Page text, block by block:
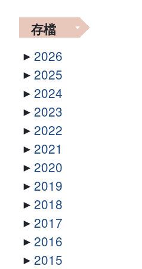
存檔
2026
2025
2024
2023
2022
2021
2020
2019
2018
2017
2016
2015